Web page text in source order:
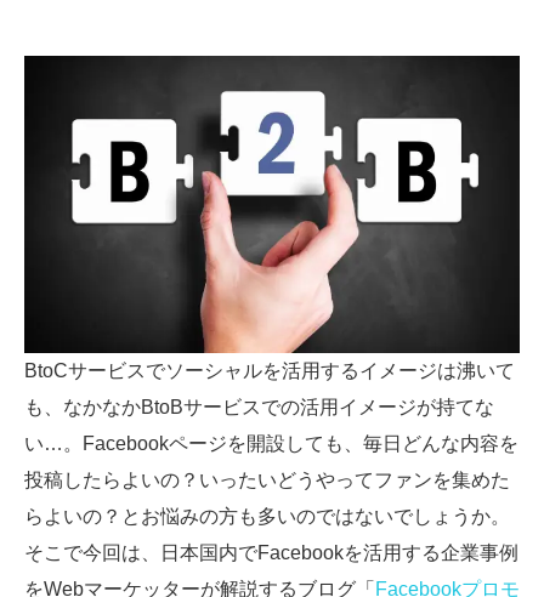
BtoCサービスでソーシャルを活用するイメージは沸いて
も、なかなかBtoBサービスでの活用イメージが持てな
い…。Facebookページを開設しても、毎日どんな内容を
投稿したらよいの？いったいどうやってファンを集めた
らよいの？とお悩みの方も多いのではないでしょうか。
そこで今回は、日本国内でFacebookを活用する企業事例
をWebマーケッターが解説するブログ「 Facebookプロモ